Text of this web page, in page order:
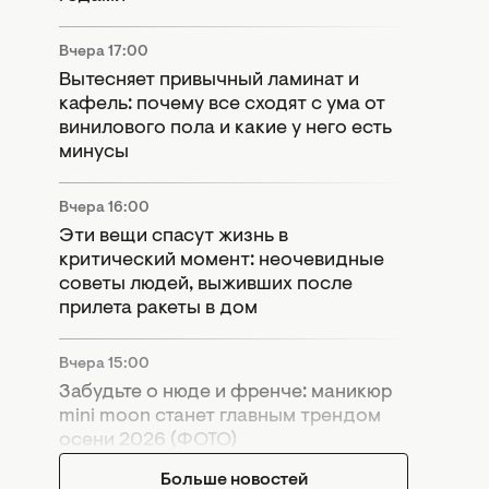
Вчера 17:00
Вытесняет привычный ламинат и
кафель: почему все сходят с ума от
винилового пола и какие у него есть
минусы
Вчера 16:00
Эти вещи спасут жизнь в
критический момент: неочевидные
советы людей, выживших после
прилета ракеты в дом
Вчера 15:00
Забудьте о нюде и френче: маникюр
mini moon станет главным трендом
осени 2026 (ФОТО)
Больше новостей